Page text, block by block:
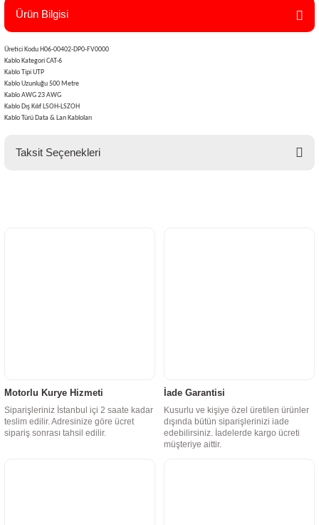
Ürün Bilgisi
Üretici Kodu H06-00402-DP0-FV0000
Kablo Kategori CAT-6
Kablo Tipi UTP
Kablo Uzunluğu 500 Metre
Kablo AWG 23 AWG
Kablo Dış Kılıf LSOH-LSZOH
Kablo Türü Data & Lan Kabloları
Taksit Seçenekleri
Motorlu Kurye Hizmeti
Siparişleriniz İstanbul içi 2 saate kadar
teslim edilir. Adresinize göre ücret
sipariş sonrası tahsil edilir.
İade Garantisi
Kusurlu ve kişiye özel üretilen ürünler
dışında bütün siparişlerinizi iade
edebilirsiniz. İadelerde kargo ücreti
müşteriye aittir.